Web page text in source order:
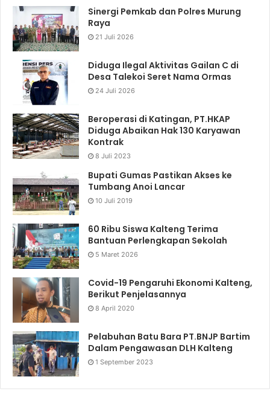
Sinergi Pemkab dan Polres Murung
Raya
21 Juli 2026
Diduga Ilegal Aktivitas Gailan C di
Desa Talekoi Seret Nama Ormas
24 Juli 2026
Beroperasi di Katingan, PT.HKAP
Diduga Abaikan Hak 130 Karyawan
Kontrak
8 Juli 2023
Bupati Gumas Pastikan Akses ke
Tumbang Anoi Lancar
10 Juli 2019
60 Ribu Siswa Kalteng Terima
Bantuan Perlengkapan Sekolah
5 Maret 2026
Covid-19 Pengaruhi Ekonomi Kalteng,
Berikut Penjelasannya
8 April 2020
Pelabuhan Batu Bara PT.BNJP Bartim
Dalam Pengawasan DLH Kalteng
1 September 2023